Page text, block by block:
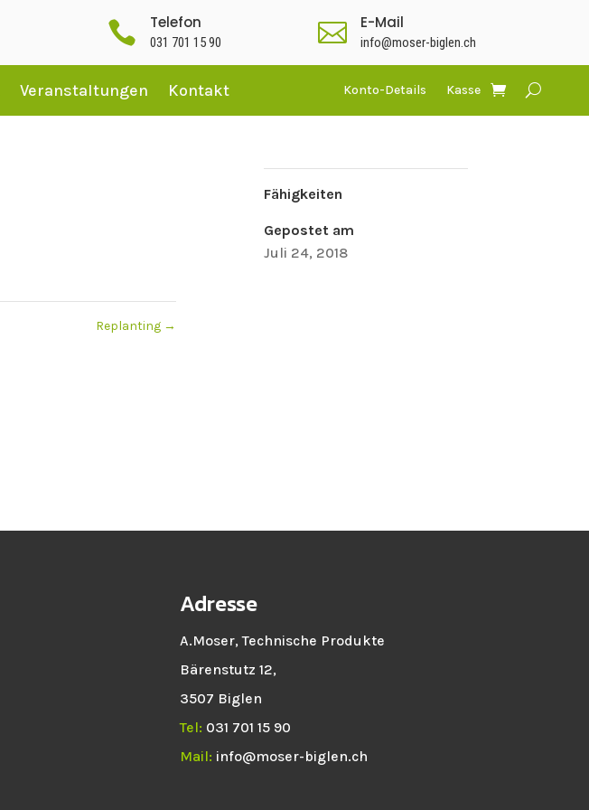
 Telefon
031 701 15 90  E-Mail
info@moser-biglen.ch
Veranstaltungen Kontakt Konto-Details Kasse
Replanting →
Fähigkeiten
Gepostet am
Juli 24, 2018
Adresse
A.Moser, Technische Produkte
Bärenstutz 12,
3507 Biglen
Tel: 031 701 15 90
Mail: info@moser-biglen.ch